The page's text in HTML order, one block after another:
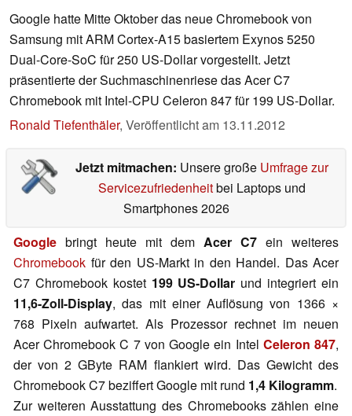
Google hatte Mitte Oktober das neue Chromebook von
Samsung mit ARM Cortex-A15 basiertem Exynos 5250
Dual-Core-SoC für 250 US-Dollar vorgestellt. Jetzt
präsentierte der Suchmaschinenriese das Acer C7
Chromebook mit Intel-CPU Celeron 847 für 199 US-Dollar.
Ronald Tiefenthäler, Veröffentlicht am 13.11.2012
Jetzt mitmachen: Unsere große Umfrage zur
Servicezufriedenheitbei Laptops und
Smartphones 2026
Google bringt heute mit dem Acer C7 ein weiteres
Chromebook für den US-Markt in den Handel. Das Acer
C7 Chromebook kostet 199 US-Dollar und integriert ein
11,6-Zoll-Display, das mit einer Auflösung von 1366 ×
768 Pixeln aufwartet. Als Prozessor rechnet im neuen
Acer Chromebook C 7 von Google ein Intel Celeron 847,
der von 2 GByte RAM flankiert wird. Das Gewicht des
Chromebook C7 beziffert Google mit rund 1,4 Kilogramm.
Zur weiteren Ausstattung des Chromebooks zählen eine